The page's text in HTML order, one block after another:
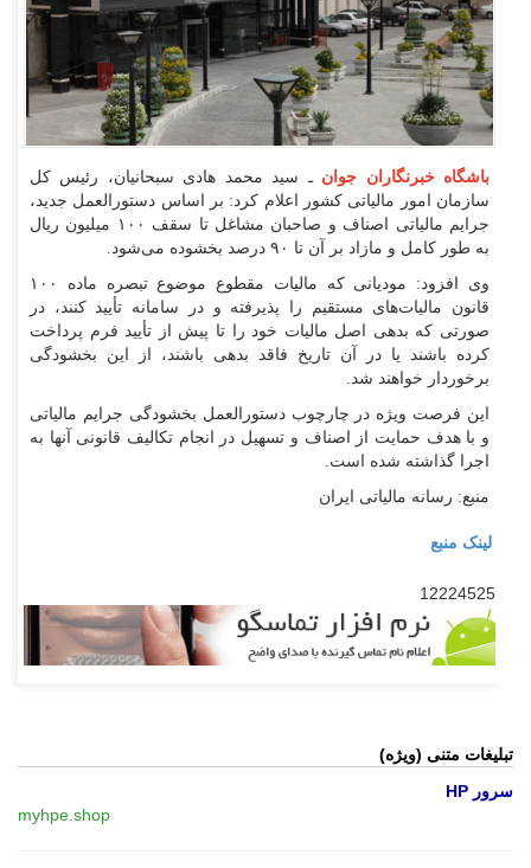
باشگاه خبرنگاران جوان ـ سید محمد هادی سبحانیان، رئیس کل
سازمان امور مالیاتی کشور اعلام کرد: بر اساس دستورالعمل جدید،
جرایم مالیاتی اصناف و صاحبان مشاغل تا سقف ۱۰۰ میلیون ریال
به طور کامل و مازاد بر آن تا ۹۰ درصد بخشوده می‌شود.
وی افزود: مودیانی که مالیات مقطوع موضوع تبصره ماده ۱۰۰
قانون مالیات‌های مستقیم را پذیرفته و در سامانه تأیید کنند، در
صورتی که بدهی اصل مالیات خود را تا پیش از تأیید فرم پرداخت
کرده باشند یا در آن تاریخ فاقد بدهی باشند، از این بخشودگی
برخوردار خواهند شد.
این فرصت ویژه در چارچوب دستورالعمل بخشودگی جرایم مالیاتی
و با هدف حمایت از اصناف و تسهیل در انجام تکالیف قانونی آنها به
اجرا گذاشته شده است.
منبع: رسانه مالیاتی ایران
لینک منبع
12224525
تبلیغات متنی (ویژه)
سرور HP
myhpe.shop